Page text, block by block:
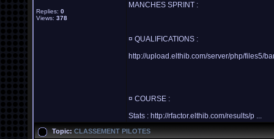
Replies: 0
Views: 378
MANCHES SPRINT :
¤ QUALIFICATIONS :
http://upload.elthib.com/server/php/files5/
¤ COURSE :
Stats : http://rfactor.elthib.com/results/p ...
Topic: CLASSEMENT PILOTES